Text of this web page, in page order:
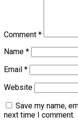
Comment *
Name *
Email *
Website
Save my name,
next time I comment.